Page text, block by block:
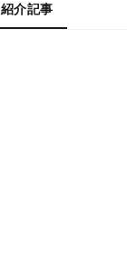
紹介記事